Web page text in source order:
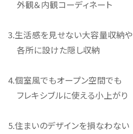
外観＆内観コーディネート
3.生活感を見せない大容量収納や
各所に設けた隠し収納
4.個室風でもオープン空間でも
フレキシブルに使える小上がり
5.住まいのデザインを損なわない